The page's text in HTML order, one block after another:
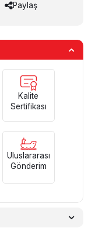
Paylaş
Kalite
Sertifikası
Uluslararası
Gönderim